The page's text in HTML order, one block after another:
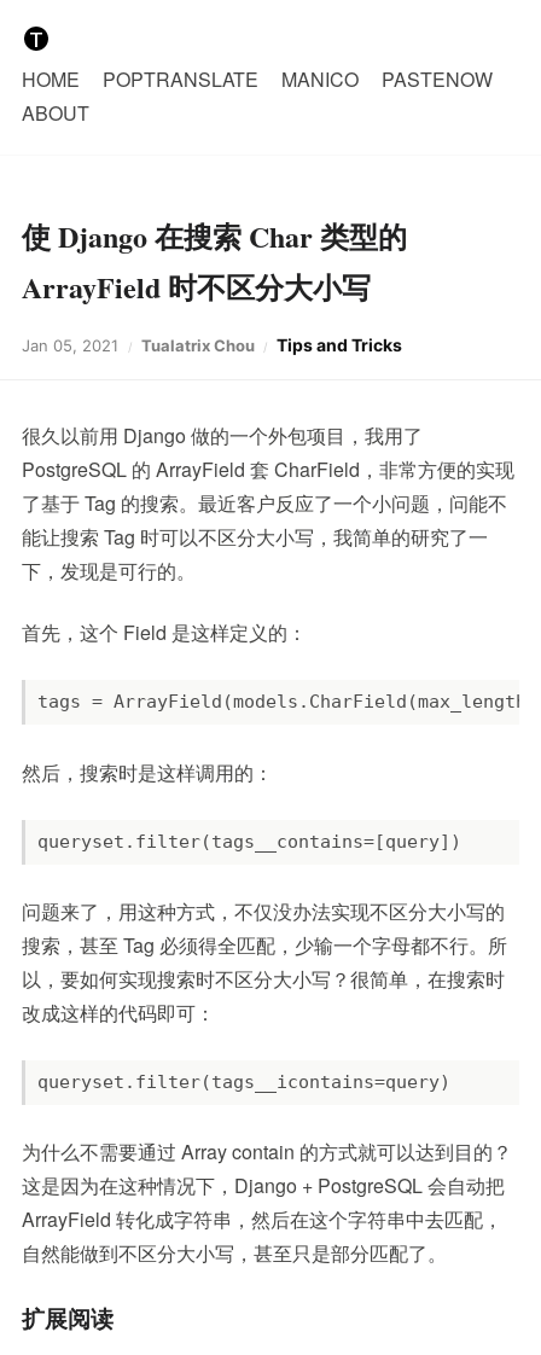
HOME POPTRANSLATE MANICO
PASTENOW
ABOUT
使 Django 在搜索 Char 类型的
ArrayField 时不区分大小写
Jan 05, 2021 Tualatrix Chou Tips and Tricks
很久以前用 Django 做的一个外包项目，我用了
PostgreSQL 的 ArrayField 套 CharField，非常方便的实现
了基于 Tag 的搜索。最近客户反应了一个小问题，问能不
能让搜索 Tag 时可以不区分大小写，我简单的研究了一
下，发现是可行的。
首先，这个 Field 是这样定义的：
然后，搜索时是这样调用的：
问题来了，用这种方式，不仅没办法实现不区分大小写的
搜索，甚至 Tag 必须得全匹配，少输一个字母都不行。所
以，要如何实现搜索时不区分大小写？很简单，在搜索时
改成这样的代码即可：
为什么不需要通过 Array contain 的方式就可以达到目的？
这是因为在这种情况下，Django + PostgreSQL 会自动把
ArrayField 转化成字符串，然后在这个字符串中去匹配，
自然能做到不区分大小写，甚至只是部分匹配了。
扩展阅读